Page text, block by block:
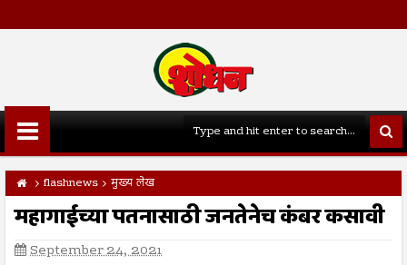
flashnews मुख्य लेख
महागाईच्या पतनासाठी जनतेनेच कंबर कसावी
September 24, 2021